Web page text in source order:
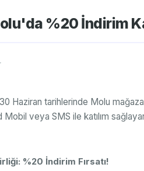
%20 İndirim
Haziran tarihlerinde Molu
veya SMS ile katılım
%20 İndirim Fırsatı!